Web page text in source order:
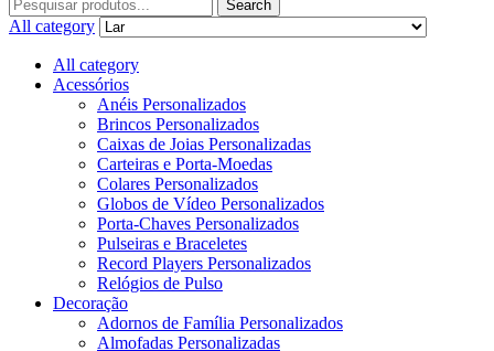
Search
All category
All category
Acessórios
Anéis Personalizados
Brincos Personalizados
Caixas de Joias Personalizadas
Carteiras e Porta-Moedas
Colares Personalizados
Globos de Vídeo Personalizados
Porta-Chaves Personalizados
Pulseiras e Braceletes
Record Players Personalizados
Relógios de Pulso
Decoração
Adornos de Família Personalizados
Almofadas Personalizadas